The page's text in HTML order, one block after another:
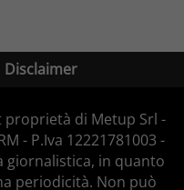
Disclaimer
proprietà di Metup Srl -
- P.Iva 12221781003 -
giornalistica, in quanto
periodicità. Non può